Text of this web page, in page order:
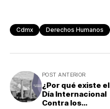
Cdmx Derechos Humanos
POST ANTERIOR
¿Por qué existe el
Día Internacional
Contra los